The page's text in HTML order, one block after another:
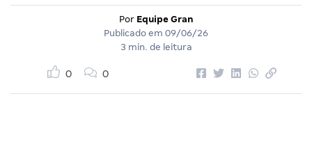
Por Equipe Gran
Publicado em 09/06/26
3 min. de leitura
0 0